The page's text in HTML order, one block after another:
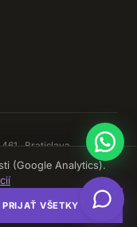
· Bratislava,
(Google Analytics).
PRIJAŤ VŠETKY